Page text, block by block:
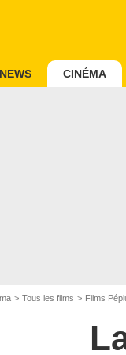
NEWS CINÉMA
Tous les films Films